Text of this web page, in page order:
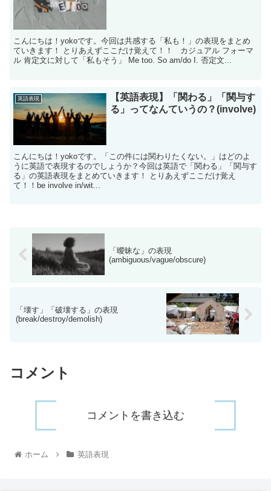
こんにちは！yokoです。今回は共感する「私も！」の表現をまとめ
ていきます！ とりあえずここだけ覚えて！！ カジュアル フォーマ
ル 肯定文に対して「私もそう」 Me too. So am/do I. 否定文...
英語表現
【英語表現】「関わる」「関与す
る」ってなんていうの？(involve)
こんにちは！yokoです。「この件には関わりたくない。」はどのよ
うに英語で表現するのでしょうか？今回は英語で「関わる」「関与す
る」の英語表現をまとめていきます！ とりあえずここだけ覚え
て！！be involve in/wit...
「曖昧な」の表現
(ambiguous/vague/obscure)
「壊す」「破壊する」の表現
(break/destroy/demolish)
コメント
コメントを書き込む
ホーム 英語表現